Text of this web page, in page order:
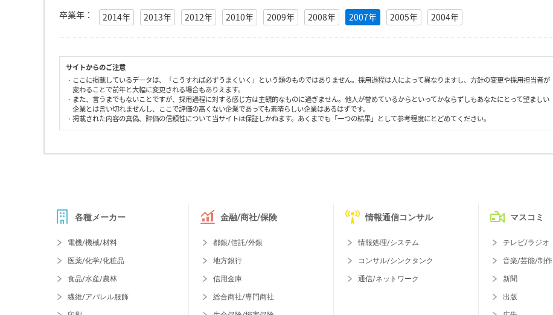
卒業年： 2014年 2013年 2012年 2010年 2009年 2008年 2007年 2005年 2004年
サイトからのご注意
・ここに掲載しているデータは、「こうすれば必ずうまくいく」という類のものではありません。採用過程は人によって異なりますし、方針の変更や採用担当者が
変わることで前年と大幅に変更される場合もありえます。
・また、言うまでもないことですが、採用過程に対する感じ方は主観的なものに過ぎません。他人が誉めているからといってかならずしもあなたにとって望ましい
企業とは言い切れませんし、ここで評価の高くない企業であっても素晴らしい企業はあるはずです。
・掲載された内容の真偽、評価の信頼性について当サイトは保証しかねます。あくまでも「一つの結果」として参考程度にとどめてください。
各種メーカー
電機/機械/材料
医薬/化学/化粧品
食品/水産/農林
繊維/アパレル服飾
金融/商社/保険
都銀/信託/外銀
地方銀行
信用金庫
総合商社/専門商社
情報通信コンサル
情報処理/システム
コンサル/シンクタンク
通信/ネットワーク
マスコミ
テレビ/ラジオ
音楽/芸能/制作
新聞
出版